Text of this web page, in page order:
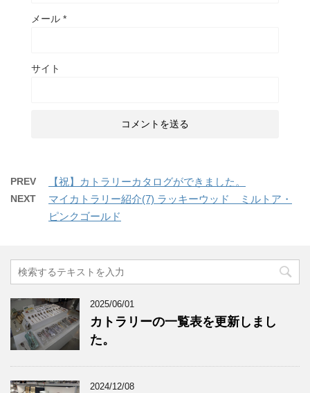
メール *
サイト
PREV 【祝】カトラリーカタログができました。
NEXT
マイカトラリー紹介(7) ラッキーウッド ミルトア・
ピンクゴールド
2025/06/01
カトラリーの一覧表を更新しまし
た。
2024/12/08